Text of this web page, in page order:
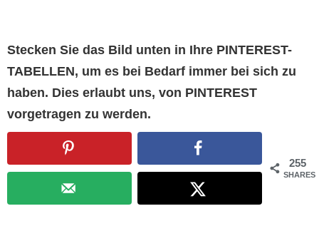
Stecken Sie das Bild unten in Ihre PINTEREST-
TABELLEN, um es bei Bedarf immer bei sich zu
haben. Dies erlaubt uns, von PINTEREST
vorgetragen zu werden.
255
SHARES